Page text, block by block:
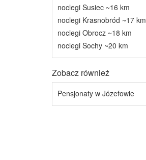
noclegi Susiec ~16 km
noclegi Krasnobród ~17 km
noclegi Obrocz ~18 km
noclegi Sochy ~20 km
Zobacz również
Pensjonaty w Józefowie